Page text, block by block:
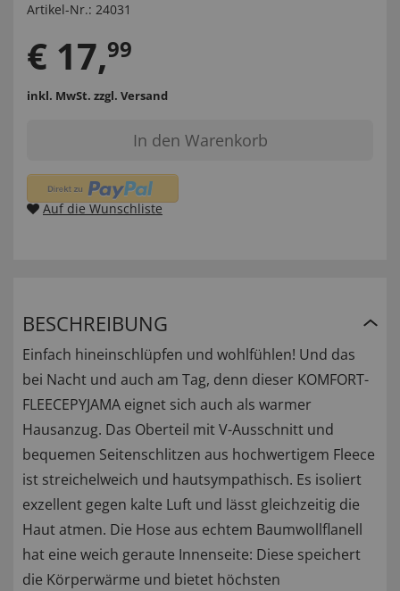
Artikel-Nr.: 24031
€ 17,99
inkl. MwSt. zzgl. Versand
In den Warenkorb
Auf die Wunschliste
BESCHREIBUNG
Einfach hineinschlüpfen und wohlfühlen! Und das
bei Nacht und auch am Tag, denn dieser KOMFORT-
FLEECEPYJAMA eignet sich auch als warmer
Hausanzug. Das Oberteil mit V-Ausschnitt und
bequemen Seitenschlitzen aus hochwertigem Fleece
ist streichelweich und hautsympathisch. Es isoliert
exzellent gegen kalte Luft und lässt gleichzeitig die
Haut atmen. Die Hose aus echtem Baumwollflanell
hat eine weich geraute Innenseite: Diese speichert
die Körperwärme und bietet höchsten